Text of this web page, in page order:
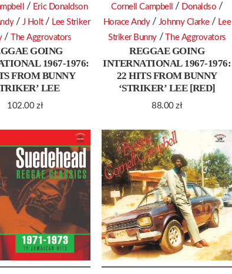
GOING
1967-1976:
FROM BUNNY
LEE
102.00zł
/ Eric Donaldson
/ J Holt / Lee Striker
/The Aggrovators
REGGAE GOING
INTERNATIONAL 1967-1976:
22 HITS FROM BUNNY
‘STRIKER’ LEE [RED]
88.00zł
Cornell Campbell / Donaldso /
Horace Andy / Johnny Clarke / Lee
Striker Bunny /The Aggrovators